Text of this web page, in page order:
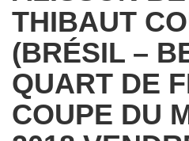
THIBAUT
(BRÉSIL –
QUART DE
COUPE DU